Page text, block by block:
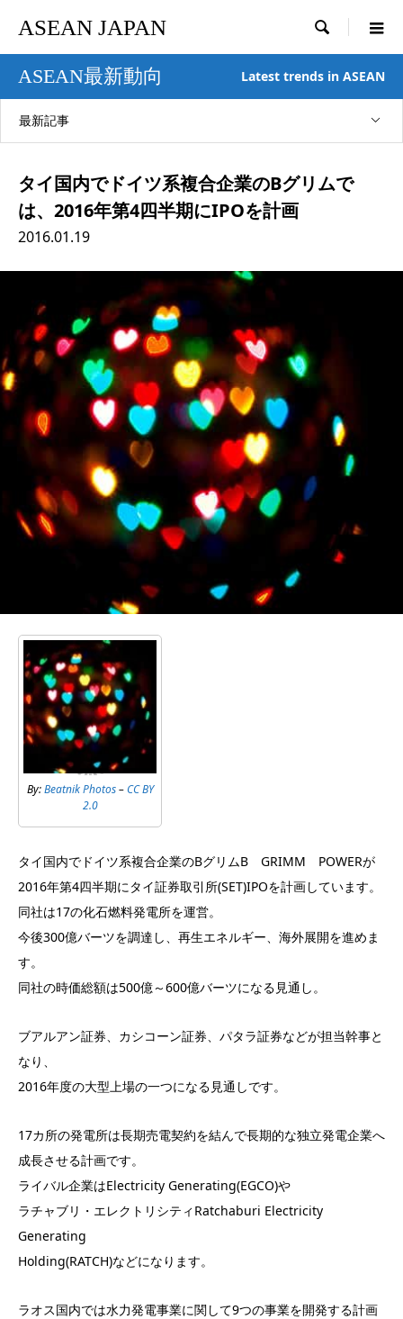
ASEAN JAPAN 
ASEAN最新動向 Latest trends in ASEAN
最新記事
タイ国内でドイツ系複合企業のBグリムで
は、2016年第4四半期にIPOを計画
2016.01.19
By:Beatnik Photos–CC BY
2.0
タイ国内でドイツ系複合企業のBグリムB GRIMM POWERが
2016年第4四半期にタイ証券取引所(SET)IPOを計画しています。
同社は17の化石燃料発電所を運営。
今後300億バーツを調達し、再生エネルギー、海外展開を進めま
す。
同社の時価総額は500億～600億バーツになる見通し。
ブアルアン証券、カシコーン証券、パタラ証券などが担当幹事と
なり、
2016年度の大型上場の一つになる見通しです。
17カ所の発電所は長期売電契約を結んで長期的な独立発電企業へ
成長させる計画です。
ライバル企業はElectricity Generating(EGCO)や
ラチャブリ・エレクトリシティRatchaburi Electricity
Generating
Holding(RATCH)などになります。
ラオス国内では水力発電事業に関して9つの事業を開発する計画